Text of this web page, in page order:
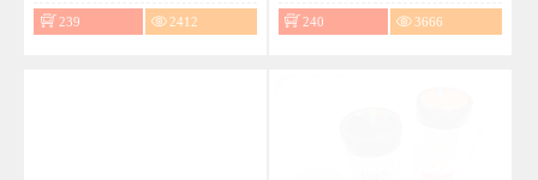
239 2412 240 3666